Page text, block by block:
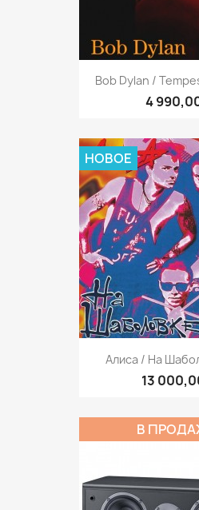
Bob Dylan /
4
Алиса / На
13
НОВОЕ
В